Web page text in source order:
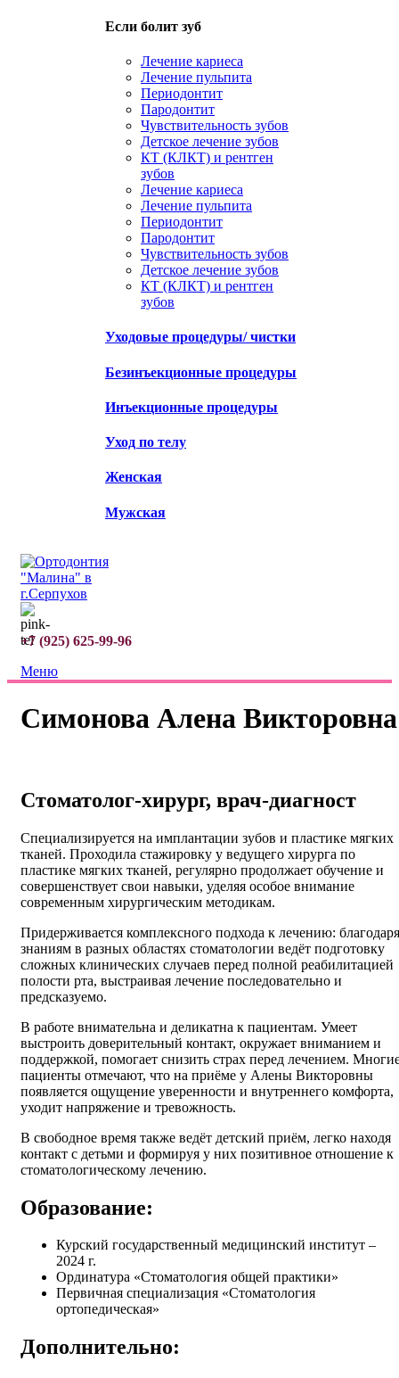
Если болит зуб
Лечение кариеса
Лечение пульпита
Периодонтит
Пародонтит
Чувствительность зубов
Детское лечение зубов
КТ (КЛКТ) и рентген
зубов
Лечение кариеса
Лечение пульпита
Периодонтит
Пародонтит
Чувствительность зубов
Детское лечение зубов
КТ (КЛКТ) и рентген
зубов
Уходовые процедуры/ чистки
Безинъекционные процедуры
Инъекционные процедуры
Уход по телу
Женская
Мужская
+7 (925) 625-99-96
Меню
Симонова Алена Викторовна
Стоматолог-хирург, врач-диагност
Специализируется на имплантации зубов и пластике мягких
тканей. Проходила стажировку у ведущего хирурга по
пластике мягких тканей, регулярно продолжает обучение и
совершенствует свои навыки, уделяя особое внимание
современным хирургическим методикам.
Придерживается комплексного подхода к лечению: благодаря
знаниям в разных областях стоматологии ведёт подготовку
сложных клинических случаев перед полной реабилитацией
полости рта, выстраивая лечение последовательно и
предсказуемо.
В работе внимательна и деликатна к пациентам. Умеет
выстроить доверительный контакт, окружает вниманием и
поддержкой, помогает снизить страх перед лечением.
пациенты отмечают, что на приёме у Алены Викторовны
появляется ощущение уверенности и внутреннего комфорта,
уходит напряжение и тревожность.
В свободное время также ведёт детский приём, легко находя
контакт с детьми и формируя у них позитивное отношение к
стоматологическому лечению.
Образование:
Курский государственный медицинский институт –
2024 г.
Ординатура «Стоматология общей практики»
Первичная специализация «Стоматология
ортопедическая»
Дополнительно: